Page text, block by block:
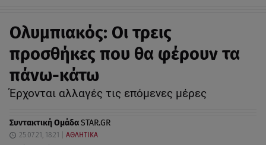
Ολυμπιακός: Οι τρεις
προσθήκες που θα φέρουν τα
πάνω-κάτω
Έρχονται αλλαγές τις επόμενες μέρες
Συντακτική ΟμάδαSTAR.GR
25.07.21, 18:21
ΑΘΛΗΤΙΚΑ